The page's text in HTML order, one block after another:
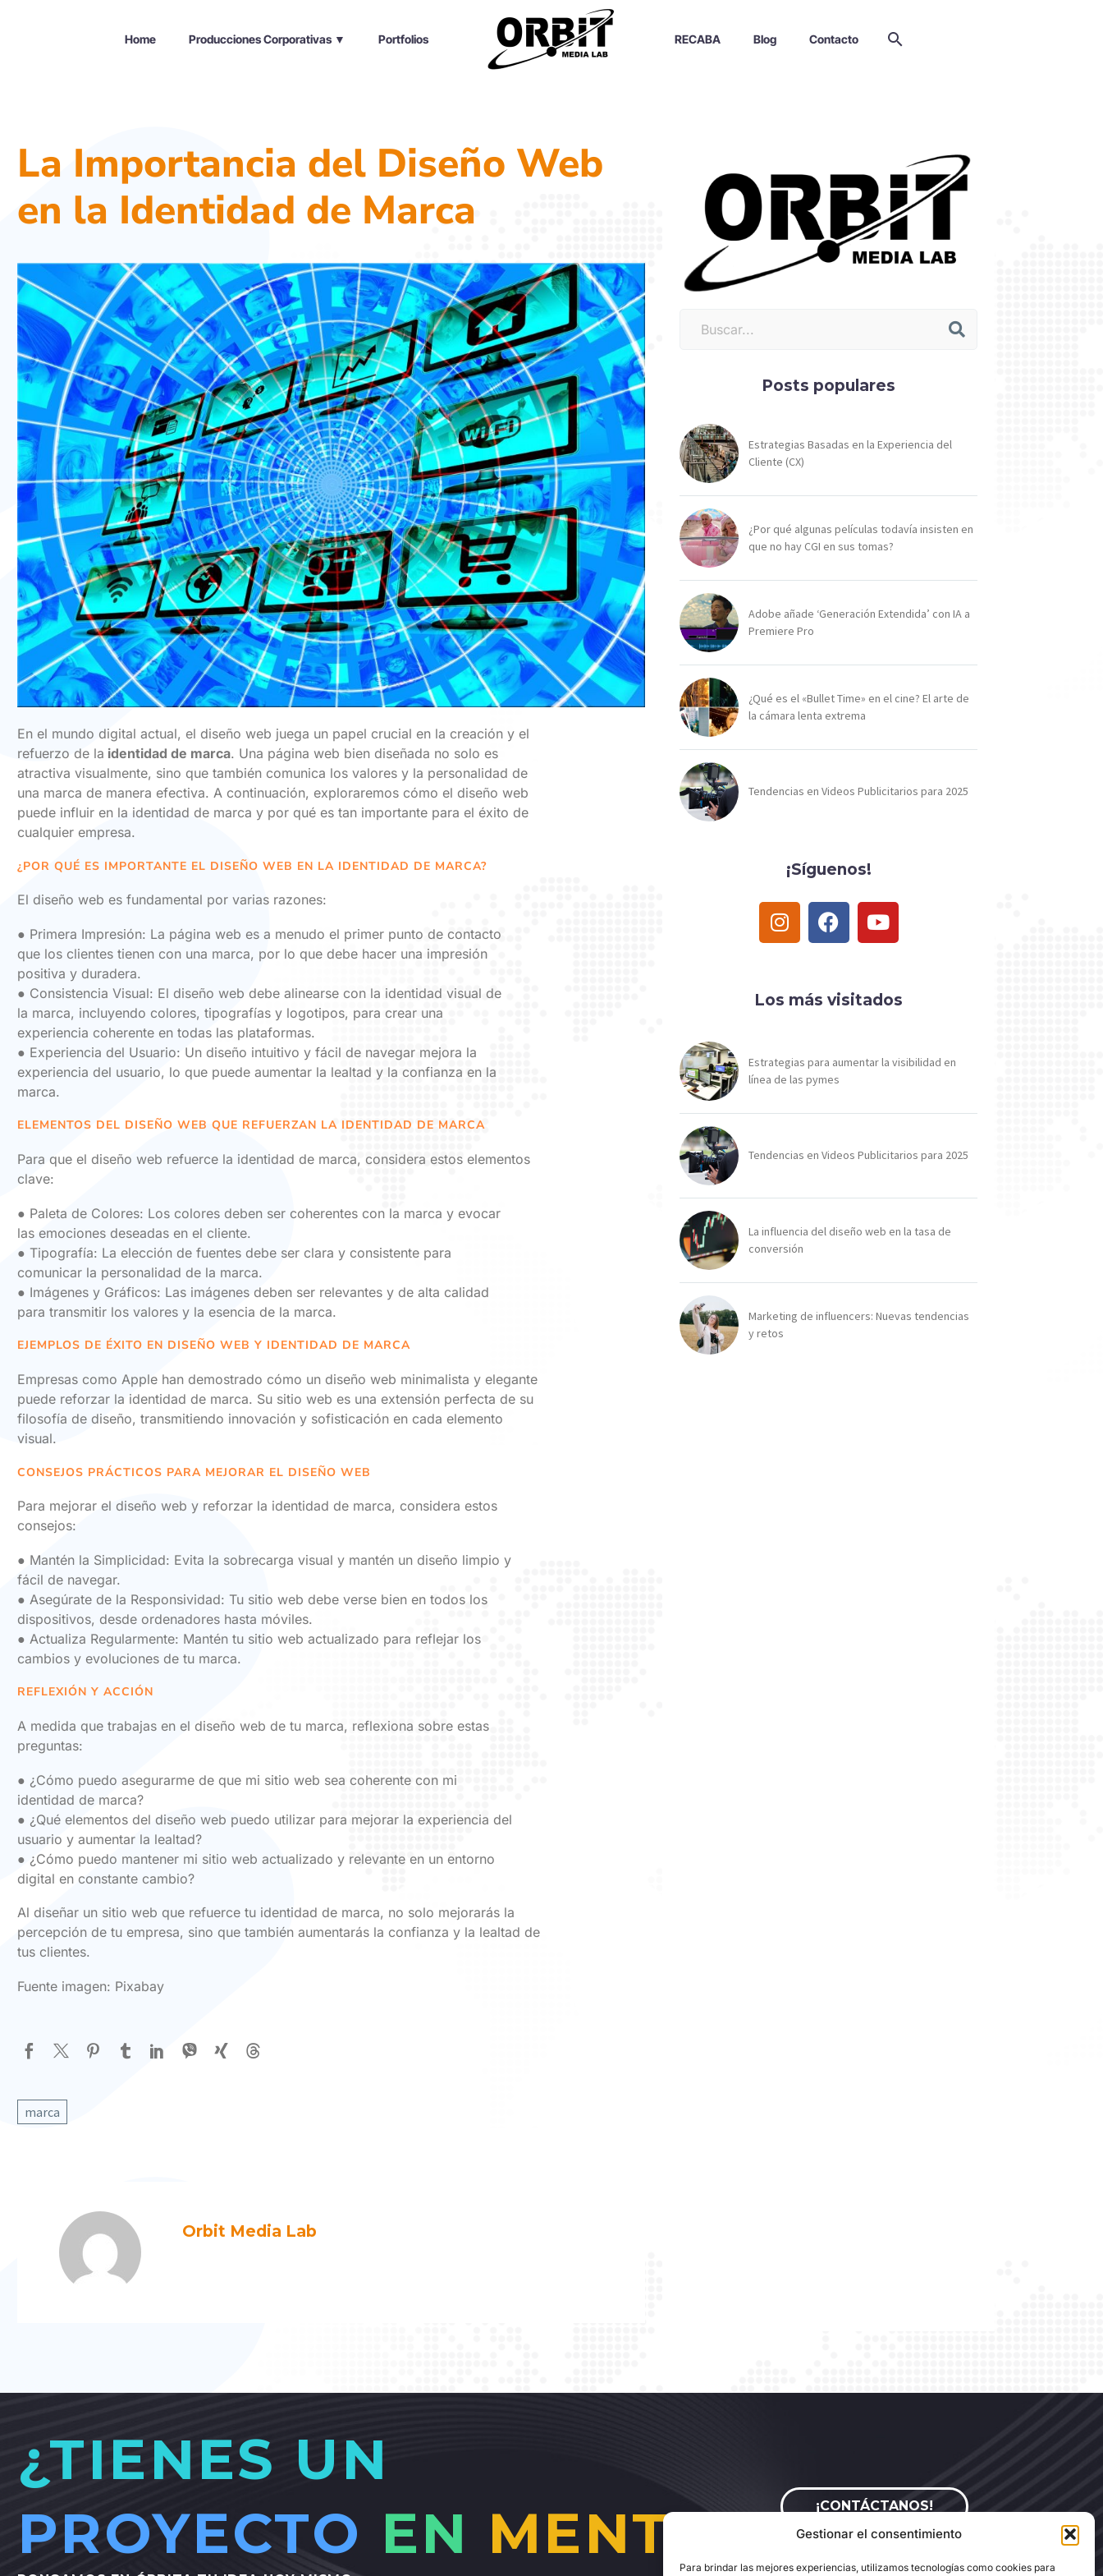
Gestionar el consentimiento
Para brindar las mejores experiencias, utilizamos tecnologías como cookies para
Home Producciones Corporativas ▼ Portfolios RECABA Blog Contacto
La Importancia del Diseño Web
en la Identidad de Marca
En el mundo digital actual, el diseño web juega un papel crucial en la creación y el
refuerzo de la identidad de marca. Una página web bien diseñada no solo es
atractiva visualmente, sino que también comunica los valores y la personalidad de
una marca de manera efectiva. A continuación, exploraremos cómo el diseño web
puede influir en la identidad de marca y por qué es tan importante para el éxito de
cualquier empresa.
¿POR QUÉ ES IMPORTANTE EL DISEÑO WEB EN LA IDENTIDAD DE MARCA?
El diseño web es fundamental por varias razones:
● Primera Impresión: La página web es a menudo el primer punto de contacto
que los clientes tienen con una marca, por lo que debe hacer una impresión
positiva y duradera.
● Consistencia Visual: El diseño web debe alinearse con la identidad visual de
la marca, incluyendo colores, tipografías y logotipos, para crear una
experiencia coherente en todas las plataformas.
● Experiencia del Usuario: Un diseño intuitivo y fácil de navegar mejora la
experiencia del usuario, lo que puede aumentar la lealtad y la confianza en la
marca.
ELEMENTOS DEL DISEÑO WEB QUE REFUERZAN LA IDENTIDAD DE MARCA
Para que el diseño web refuerce la identidad de marca, considera estos elementos
clave:
● Paleta de Colores: Los colores deben ser coherentes con la marca y evocar
las emociones deseadas en el cliente.
● Tipografía: La elección de fuentes debe ser clara y consistente para
comunicar la personalidad de la marca.
● Imágenes y Gráficos: Las imágenes deben ser relevantes y de alta calidad
para transmitir los valores y la esencia de la marca.
EJEMPLOS DE ÉXITO EN DISEÑO WEB Y IDENTIDAD DE MARCA
Empresas como Apple han demostrado cómo un diseño web minimalista y elegante
puede reforzar la identidad de marca. Su sitio web es una extensión perfecta de su
filosofía de diseño, transmitiendo innovación y sofisticación en cada elemento
visual.
CONSEJOS PRÁCTICOS PARA MEJORAR EL DISEÑO WEB
Para mejorar el diseño web y reforzar la identidad de marca, considera estos
consejos:
● Mantén la Simplicidad: Evita la sobrecarga visual y mantén un diseño limpio y
fácil de navegar.
● Asegúrate de la Responsividad: Tu sitio web debe verse bien en todos los
dispositivos, desde ordenadores hasta móviles.
● Actualiza Regularmente: Mantén tu sitio web actualizado para reflejar los
cambios y evoluciones de tu marca.
REFLEXIÓN Y ACCIÓN
A medida que trabajas en el diseño web de tu marca, reflexiona sobre estas
preguntas:
● ¿Cómo puedo asegurarme de que mi sitio web sea coherente con mi
identidad de marca?
● ¿Qué elementos del diseño web puedo utilizar para mejorar la experiencia del
usuario y aumentar la lealtad?
● ¿Cómo puedo mantener mi sitio web actualizado y relevante en un entorno
digital en constante cambio?
Al diseñar un sitio web que refuerce tu identidad de marca, no solo mejorarás la
percepción de tu empresa, sino que también aumentarás la confianza y la lealtad de
tus clientes.
Fuente imagen: Pixabay
marca
Orbit Media Lab
Posts populares
Estrategias Basadas en la Experiencia del
Cliente (CX)
¿Por qué algunas películas todavía insisten en
que no hay CGI en sus tomas?
Adobe añade ‘Generación Extendida’ con IA a
Premiere Pro
¿Qué es el «Bullet Time» en el cine? El arte de
la cámara lenta extrema
Tendencias en Videos Publicitarios para 2025
¡Síguenos!
Los más visitados
Estrategias para aumentar la visibilidad en
línea de las pymes
Tendencias en Videos Publicitarios para 2025
La influencia del diseño web en la tasa de
conversión
Marketing de influencers: Nuevas tendencias
y retos
¿TIENES UN
PROYECTO EN MENTE? ¡CONTÁCTANOS!